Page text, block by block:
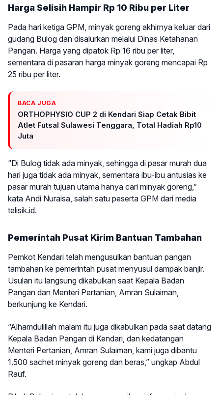
Harga Selisih Hampir Rp 10 Ribu per Liter
Pada hari ketiga GPM, minyak goreng akhirnya keluar dari
gudang Bulog dan disalurkan melalui Dinas Ketahanan
Pangan. Harga yang dipatok Rp 16 ribu per liter,
sementara di pasaran harga minyak goreng mencapai Rp
25 ribu per liter.
BACA JUGA
ORTHOPHYSIO CUP 2 di Kendari Siap Cetak Bibit
Atlet Futsal Sulawesi Tenggara, Total Hadiah Rp10
Juta
“Di Bulog tidak ada minyak, sehingga di pasar murah dua
hari juga tidak ada minyak, sementara ibu-ibu antusias ke
pasar murah tujuan utama hanya cari minyak goreng,”
kata Andi Nuraisa, salah satu peserta GPM dari media
telisik.id.
Pemerintah Pusat Kirim Bantuan Tambahan
Pemkot Kendari telah mengusulkan bantuan pangan
tambahan ke pemerintah pusat menyusul dampak banjir.
Usulan itu langsung dikabulkan saat Kepala Badan
Pangan dan Menteri Pertanian, Amran Sulaiman,
berkunjung ke Kendari.
“Alhamdulillah malam itu juga dikabulkan pada saat datang
Kepala Badan Pangan di Kendari, dan kedatangan
Menteri Pertanian, Amran Sulaiman, kami juga dibantu
1.500 sachet minyak goreng dan beras,” ungkap Abdul
Rauf.